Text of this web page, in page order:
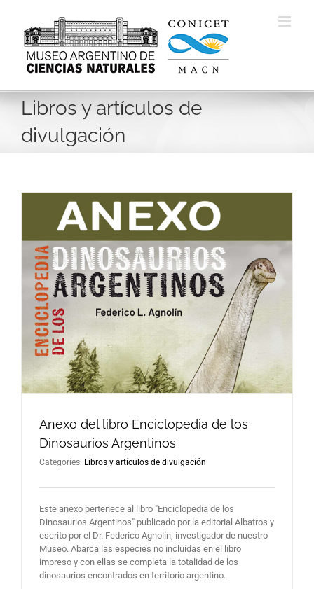
content
Libros y artículos de
divulgación
Anexo del libro Enciclopedia de los
Dinosaurios Argentinos
Categories: Libros y artículos de divulgación
Este anexo pertenece al libro "Enciclopedia de los
Dinosaurios Argentinos" publicado por la editorial Albatros y
escrito por el Dr. Federico Agnolín, investigador de nuestro
Museo. Abarca las especies no incluidas en el libro
impreso y con ellas se completa la totalidad de los
dinosaurios encontrados en territorio argentino.